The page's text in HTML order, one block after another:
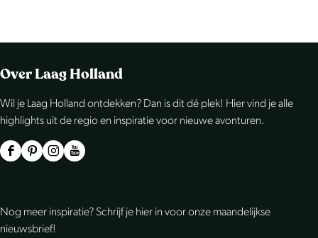
Over Laag Holland
Wil je Laag Holland ontdekken? Dan is dit dé plek! Hier vind je alle
highlights uit de regio en inspiratie voor nieuwe avonturen.
F
e
P
t
I
t
Y
Nog meer inspiratie? Schrijf je hier in voor onze maandelijkse
nieuwsbrief!